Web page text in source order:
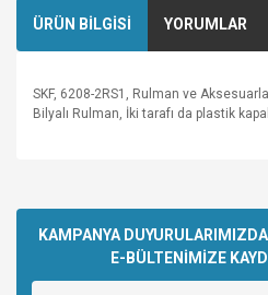
ÜRÜN BİLGİSİ YORUMLAR
SKF, 6208-2RS1, Rulman ve
Bilyalı Rulman, İki tarafı da plastik
Yorum
kullanarak tarafımıza iletebilirsiniz.
Görüş ve önerileriniz için teşekkür
Ürün resmi kalitesiz, bozuk
KAMPANYA
E-BÜLTENİMİZE